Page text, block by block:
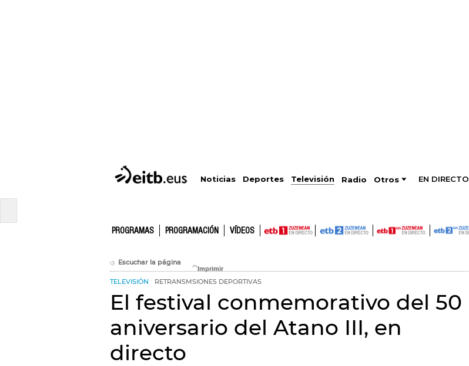
Noticias Deportes Televisión Radio Otros EN DIRECTO
PROGRAMAS PROGRAMACIÓN VÍDEOS
Escuchar la página
TELEVISIÓN RETRANSMSIONES DEPORTIVAS
El festival conmemorativo del 50
aniversario del Atano III, en
directo